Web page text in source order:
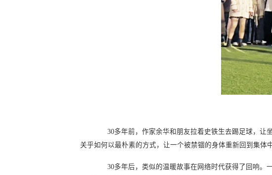
30多年前，作家余华和朋友拉着史铁生去踢足球，让
关乎如何以最朴素的方式，让一个被禁锢的身体重新回到集体中
30多年后，类似的温暖故事在网络时代获得了回响。